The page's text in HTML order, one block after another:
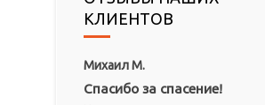
КЛИЕНТОВ
Михаил М.
Спасибо за спасение!